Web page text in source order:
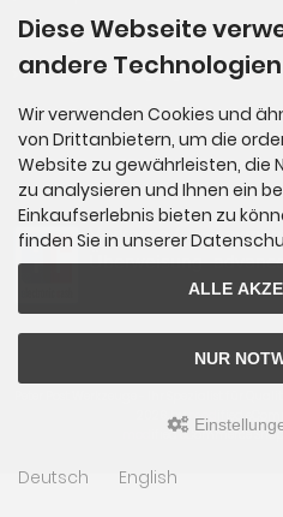
Katalog
LUCID-Verpackungsregister
Zahlungsmethoden
2026 by mod
ified
ified eCommerce
Diese Webseite
andere Technologien
Wir verwenden Cookies und
von Drittanbietern, um die
Website zu gewährleisten, die
zu analysieren und Ihnen ein
Einkaufserlebnis bieten zu
finden Sie in unserer
ALLE
NUR
Deutsch English